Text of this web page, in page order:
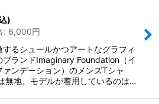
)
: 6,000円
るシュールかつアートなグラフィ
ブランドImaginary Foundation（イ
ァンデーション）のメンズTシャ
無地、モデルが着用しているのは…